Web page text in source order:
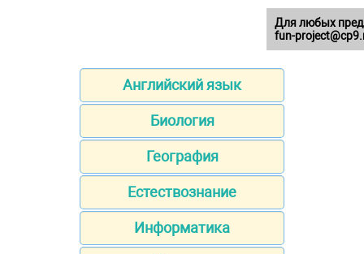
Английский язык
Биология
География
Естествознание
Информатика
Для любых
fun-